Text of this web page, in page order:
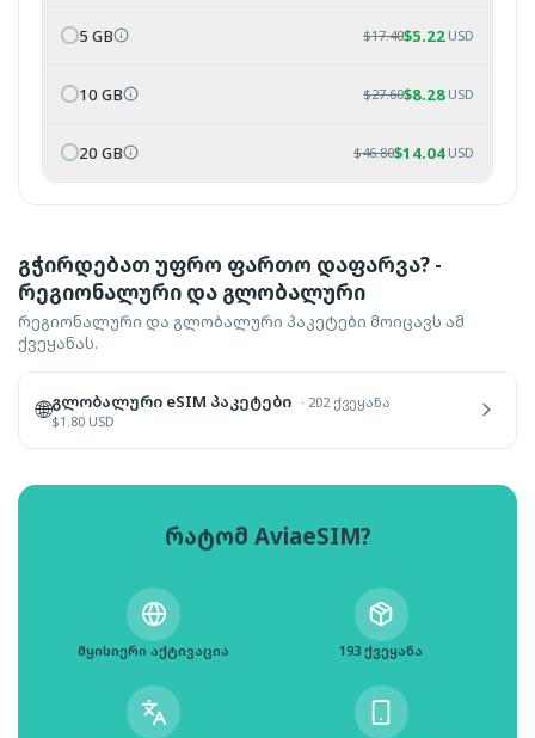
5 GB $17.40$5.22 USD
10 GB $27.60$8.28 USD
20 GB $46.80$14.04 USD
გჭირდებათ უფრო ფართო დაფარვა? -
რეგიონალური და გლობალური
რეგიონალური და გლობალური პაკეტები მოიცავს ამ
ქვეყანას.
🌐გლობალური eSIM პაკეტები · 202 ქვეყანა
$1.80 USD
რატომ AviaeSIM?
მყისიერი აქტივაცია 193 ქვეყანა